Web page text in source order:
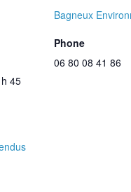
45
Bagneux
Phone
06 80 08 41 86